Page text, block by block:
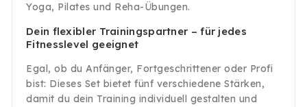
Yoga, Pilates und Reha-Übungen.
Dein flexibler Trainingspartner – für jedes
Fitnesslevel geeignet
Egal, ob du Anfänger, Fortgeschrittener oder Profi
bist: Dieses Set bietet fünf verschiedene Stärken,
damit du dein Training individuell gestalten und